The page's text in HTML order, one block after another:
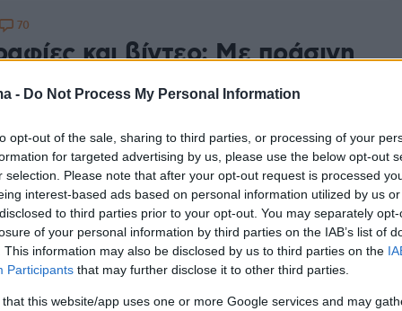
- Do Not Process My Personal Information
opt-out of the sale, sharing to third parties, or processing of your
for targeted advertising by us, please use the below opt-out
selection. Please note that after your opt-out request is processed
interest-based ads based on personal information utilized by us
to third parties prior to your opt-out. You may separately
of your personal information by third parties on the IAB’s list of
This information may also be disclosed by us to third parties on the
Participants that may further disclose it to other third parties.
that this website/app uses one or more Google services and may
και βίντεο: Με πράσινη
φόρμα η Δέσποινα Βανδή
στο κέντρο της Αθήνας για λογαριασμό
Festival
70
Festival» θα προβληθεί
Σάββατο 10 Σεπτεμβρίου, στις